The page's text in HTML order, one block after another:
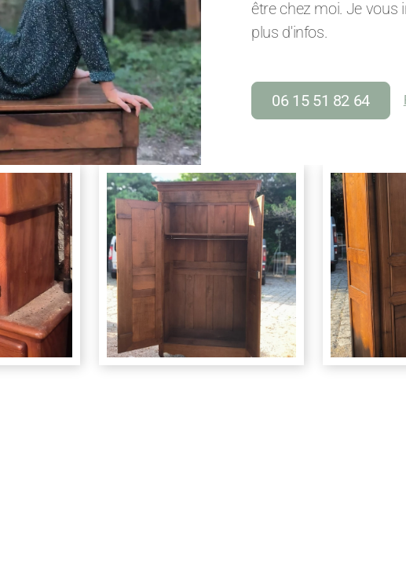
être chez moi. Je vous
plus d'infos.
06 15 51 82 64